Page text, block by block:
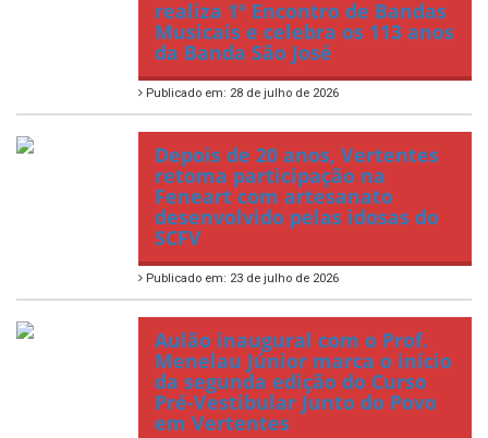
realiza 1º Encontro de Bandas
Musicais e celebra os 113 anos
da Banda São José
Publicado em: 28 de julho de 2026
Depois de 20 anos, Vertentes
retoma participação na
Feneart com artesanato
desenvolvido pelas idosas do
SCFV
Publicado em: 23 de julho de 2026
Aulão inaugural com o Prof.
Menelau Júnior marca o início
da segunda edição do Curso
Pré-Vestibular Junto do Povo
em Vertentes